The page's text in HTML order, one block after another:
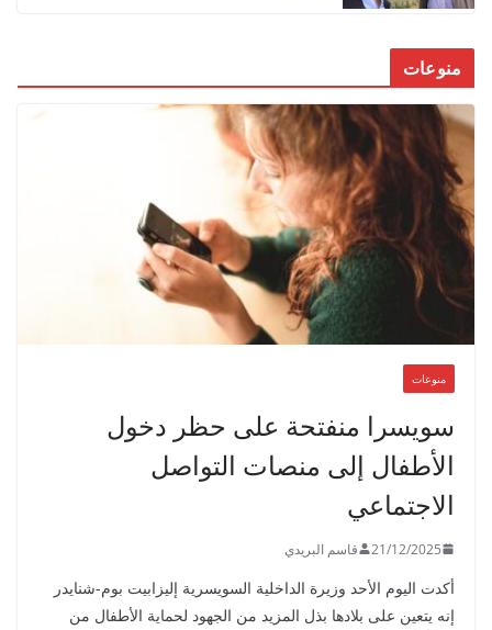
منوعات
منوعات
سويسرا منفتحة على حظر دخول
الأطفال إلى منصات التواصل
الاجتماعي
21/12/2025 قاسم البريدي
أكدت اليوم الأحد وزيرة الداخلية السويسرية إليزابيت بوم-شنايدر
إنه يتعين على بلادها بذل المزيد من الجهود لحماية الأطفال من